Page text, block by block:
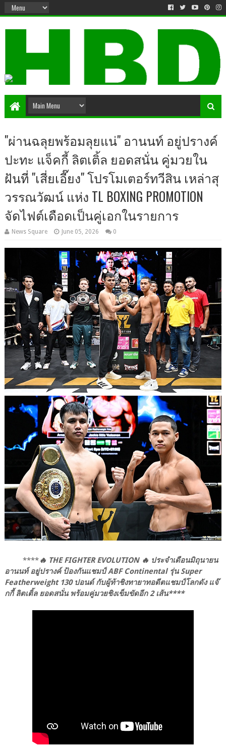
"ผ่านฉลุยพร้อมลุยแน่" อานนท์ อยู่ปรางค์
ปะทะ แจ็คกี้ ลิตเติ้ล ยอดสนั่น คู่มวยใน
ฝันที่ "เสี่ยเอี๊ยง" โปรโมเตอร์ทวีสิน เหล่าสุ
วรรณวัฒน์ แห่ง TL BOXING PROMOTION
จัดไฟต์เดือดเป็นคู่เอกในรายการ
News Square June 05, 2026 0
****🔥 THE FIGHTER EVOLUTION 🔥 ประจำเดือนมิถุนายน
อานนท์ อยู่ปรางค์ ป้องกันแชมป์ ABF Continental รุ่น Super
Featherweight 130 ปอนด์ กับผู้ท้าชิงทายาทอดีตแชมป์โลกดัง แจ๊
กกี้ ลิตเติ้ล ยอดสนั่น พร้อมคู่มวยชิงเข็มขัดอีก 2 เส้น****